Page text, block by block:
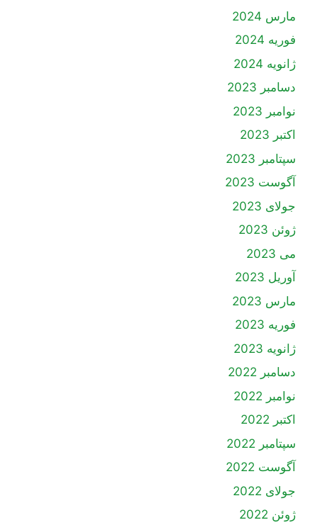
مارس 2024
فوریه 2024
ژانویه 2024
دسامبر 2023
نوامبر 2023
اکتبر 2023
سپتامبر 2023
آگوست 2023
جولای 2023
ژوئن 2023
می 2023
آوریل 2023
مارس 2023
فوریه 2023
ژانویه 2023
دسامبر 2022
نوامبر 2022
اکتبر 2022
سپتامبر 2022
آگوست 2022
جولای 2022
ژوئن 2022